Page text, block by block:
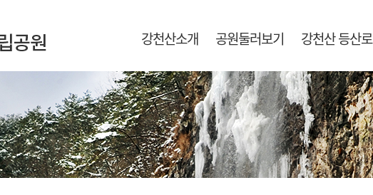
강천산소개 공원둘러보기 강천산 등산로